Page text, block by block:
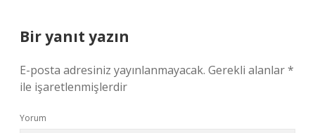
Bir yanıt yazın
E-posta adresiniz yayınlanmayacak. Gerekli alanlar*
ile işaretlenmişlerdir
Yorum